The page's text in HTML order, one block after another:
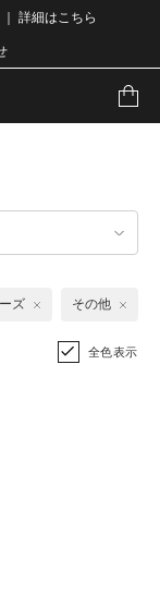
詳細はこちら
ズ その他
全色表示